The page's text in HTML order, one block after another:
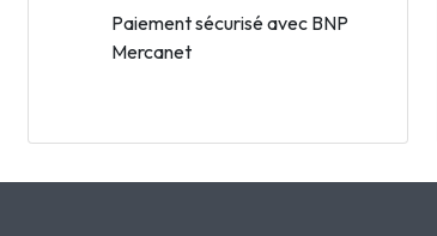
Paiement sécurisé avec BNP
Mercanet